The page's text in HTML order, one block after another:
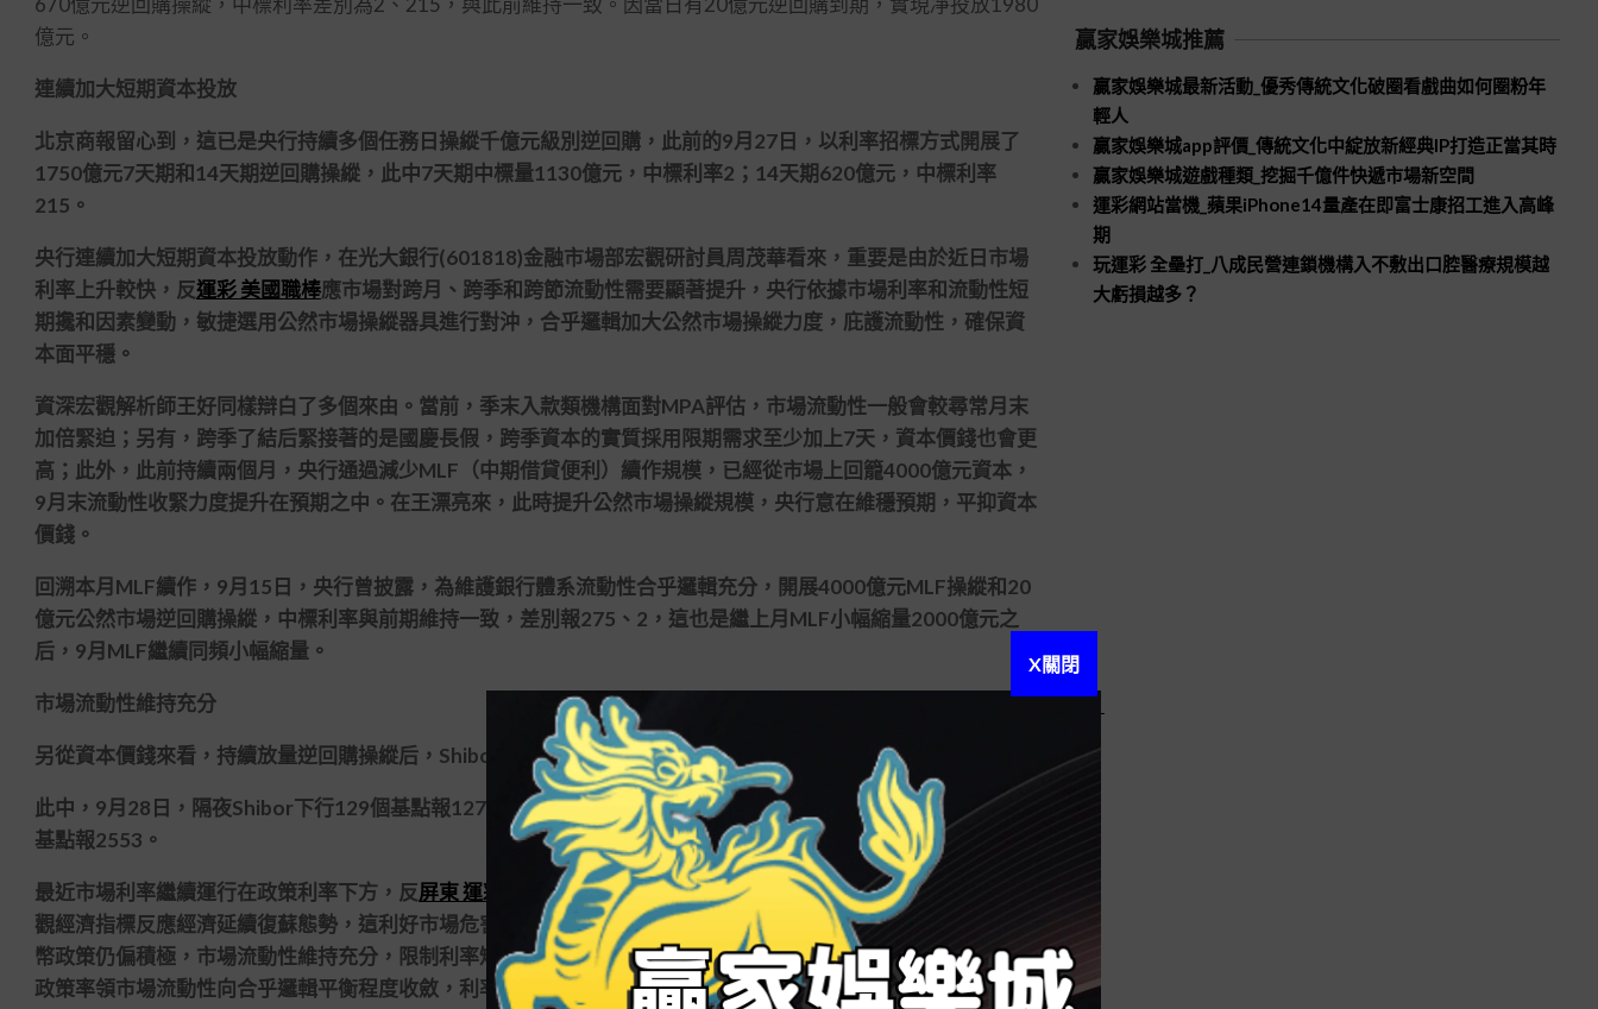
億元。
連續加大短期資本投放
北京商報留心到，這已是央行持續多個任務日操縱千億元級別逆回購，此前的9月27日，以利率招標方式開展了
1750億元7天期和14天期逆回購操縱，此中7天期中標量1130億元，中標利率2；14天期620億元，中標利率
215。
央行連續加大短期資本投放動作，在光大銀行(601818)金融市場部宏觀研討員周茂華看來，重要是由於近日市場
利率上升較快，反運彩 美國職棒應市場對跨月、跨季和跨節流動性需要顯著提升，央行依據市場利率和流動性短
期攙和因素變動，敏捷選用公然市場操縱器具進行對沖，合乎邏輯加大公然市場操縱力度，庇護流動性，確保資
本面平穩。
資深宏觀解析師王好同樣辯白了多個來由。當前，季末入款類機構面對MPA評估，市場流動性一般會較尋常月末
加倍緊迫；另有，跨季了結后緊接著的是國慶長假，跨季資本的實質採用限期需求至少加上7天，資本價錢也會更
高；此外，此前持續兩個月，央行通過減少MLF（中期借貸便利）續作規模，已經從市場上回籠4000億元資本，
9月末流動性收緊力度提升在預期之中。在王漂亮來，此時提升公然市場操縱規模，央行意在維穩預期，平抑資本
價錢。
回溯本月MLF續作，9月15日，央行曾披露，為維護銀行體系流動性合乎邏輯充分，開展4000億元MLF操縱和20
億元公然市場逆回購操縱，中標利率與前期維持一致，差別報275、2，這也是繼上月MLF小幅縮量2000億元之
后，9月MLF繼續同頻小幅縮量。
市場流動性維持充分
另從資本價錢來看，持續放量逆回購操縱后，Shibor（上海銀行(601229)間同業拆放利率）差異品種漲跌不一。
此中，9月28日，隔夜Shibor下行129個基點報127，但是，7天品種上行5個基點報1747，14天品種上行528個
基點報2553。
最近市場利率繼續運行在政策利率下方，反屏東 運彩
應內地市場流動性整體維持合乎邏輯充分。周茂華指出，宏
觀經濟指標反應經濟延續復蘇態勢，這利好市場危害偏好。目前，經濟處于復蘇階段，通脹溫順可控，財務、錢
幣政策仍偏積極，市場流動性維持充分，限制利率短期大幅上升空間；但跟著經運彩 世足16強濟穩步覆原，內地
政策率領市場流動性向合乎邏輯平衡程度收斂，利率下行空間也受到壓制。
贏家娛樂城推薦
贏家娛樂城最新活動_優秀傳統文化破圈看戲曲如何圈粉年
輕人
贏家娛樂城app評價_傳統文化中綻放新經典IP打造正當其時
贏家娛樂城遊戲種類_挖掘千億件快遞市場新空間
運彩網站當機_蘋果iPhone14量產在即富士康招工進入高峰
期
玩運彩 全壘打_八成民營連鎖機構入不敷出口腔醫療規模越
大虧損越多？
X關閉